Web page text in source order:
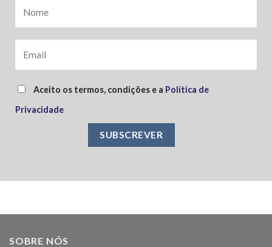
Aceito os termos, condições e a Política de
Privacidade
SOBRE NÓS